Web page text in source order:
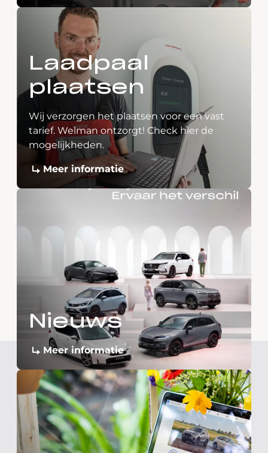
Laadpaal
plaatsen
Wij verzorgen het plaatsen voor een vast
tarief. Welman ontzorgt! Check hier de
mogelijkheden.
Meer informatie
Nieuws
Meer informatie